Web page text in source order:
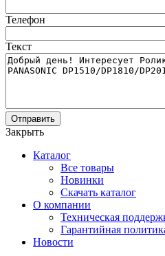
Телефон
Текст
Отправить
Закрыть
Каталог
Все товары
Новинки
Скачать каталог
О компании
Техническая
Гарантийная
Новости